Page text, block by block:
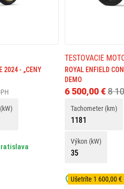
2024 - „CENY
Ušetríte 1 600,00 €
TESTOVACIE
ROYAL ENFIELD
DEMO
8
6 500,00 €
Tachometer (km)
1181
Výkon (kW)
35
Nájdete ma